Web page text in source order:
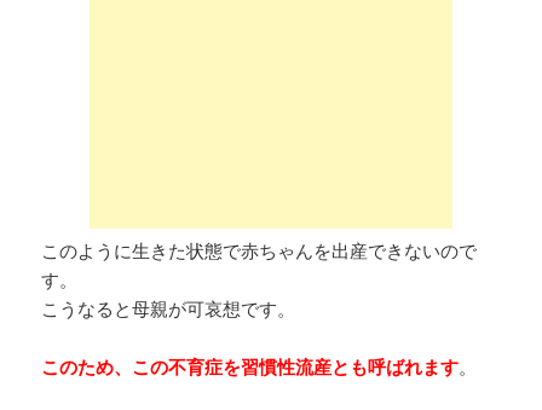
このように生きた状態で赤ちゃんを出産できないので
す。
こうなると母親が可哀想です。
このため、この不育症を習慣性流産とも呼ばれます。